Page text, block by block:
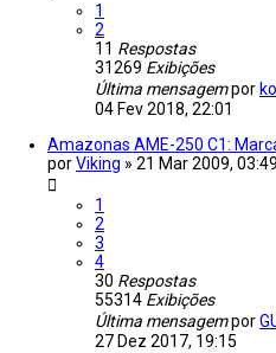
1
2
11 Respostas
31269 Exibições
Última mensagempor
04 Fev 2018, 22:01
Amazonas AME-250 C1:
porViking » 21 Mar 2009, 03:49
1
2
3
4
30 Respostas
55314 Exibições
Última mensagempor
27 Dez 2017, 19:15